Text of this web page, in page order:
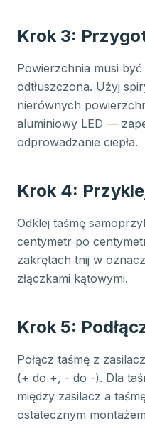
Krok 3:
Powierzchnia musi
odtłuszczona. Użyj
nierównych
aluminiowy LED —
odprowadzanie ciepła.
Krok 4:
Odklej taśmę
centymetr po
zakrętach tnij w
złączkami kątowymi.
Krok 5:
Połącz taśmę z
(+ do +, - do -). Dla
między zasilacz a
ostatecznym